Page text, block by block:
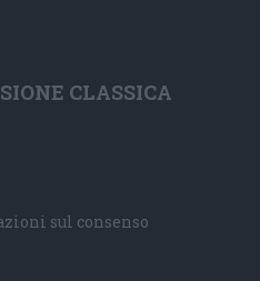
CLASSICA
sul consenso